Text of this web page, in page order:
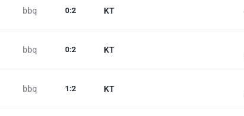
bbq KT
0:2
bbq KT
0:2
bbq KT
1 :2